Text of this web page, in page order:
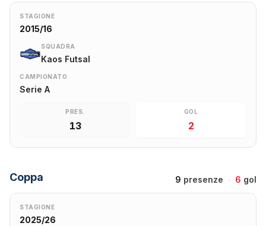
STAGIONE
2015/16
SQUADRA
Kaos Futsal
CAMPIONATO
Serie A
PRES.
13
GOL
2
Coppa 9 presenze · 6 gol
STAGIONE
2025/26